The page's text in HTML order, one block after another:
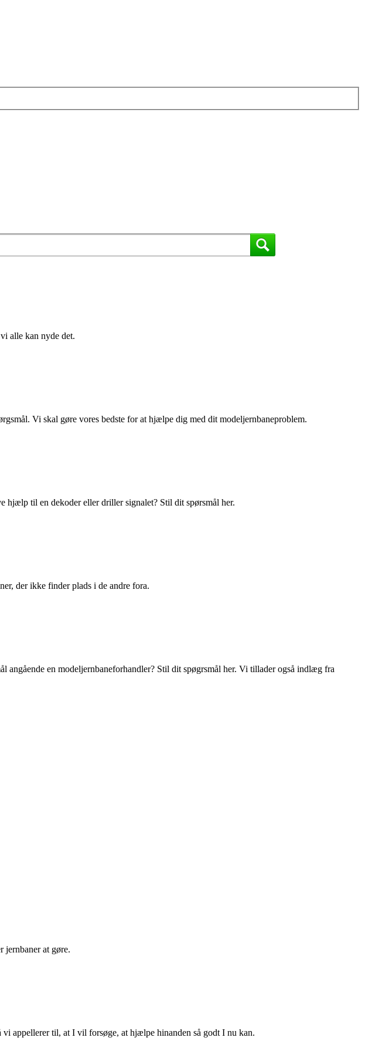
alle kan nyde det.
Vi skal gøre vores bedste for at hjælpe dig med dit modeljernbaneproblem.
hjælp til en dekoder eller driller signalet? Stil dit spørsmål her.
der ikke finder plads i de andre fora.
en modeljernbaneforhandler? Stil dit spøgrsmål her. Vi tillader også indlæg fra
jernbaner at gøre.
appellerer til, at I vil forsøge, at hjælpe hinanden så godt I nu kan.